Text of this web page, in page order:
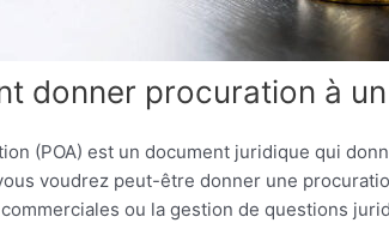
donner procuration à
(POA) est un document juridique qui
voudrez peut-être donner une
ou la gestion de questions